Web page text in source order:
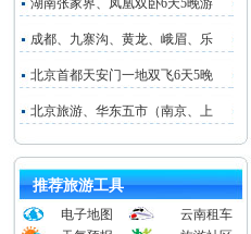
湖南张家界、凤凰双卧6天5晚游
成都、九寨沟、黄龙、峨眉、乐
北京首都天安门一地双飞6天5晚
北京旅游、华东五市（南京、上
推荐旅游工具
电子地图
云南租车